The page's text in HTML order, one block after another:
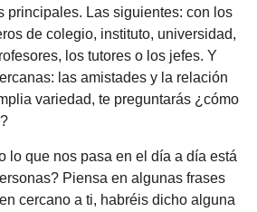
principales. Las siguientes: con los
de colegio, instituto, universidad,
los tutores o los jefes. Y
las amistades y la relación
variedad, te preguntarás ¿cómo
lo que nos pasa en el día a día está
Piensa en algunas frases
cercano a ti, habréis dicho alguna